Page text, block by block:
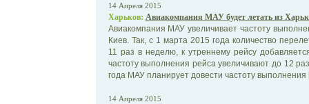
14 Апреля 2015
Харьков: Авиакомпания МАУ будет летать из
Авиакомпания МАУ увеличивает частоту
Киев. Так, с 1 марта 2015 года количество
11 раз в неделю, к утреннему рейсу
частоту выполнения рейса увеличивают до 12
года МАУ планирует довести частоту
14 Апреля 2015